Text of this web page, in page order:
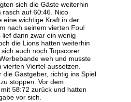
sich die Gäste weiterhin
rasch auf 60:46. Nico
eine wichtige Kraft in der
nach seinem vierten Foul
dann zwar ein wenig
die Lions hatten weiterhin
auch noch Topscorer
weh und musste
Viertel aussetzen.
die Gastgeber, richtig ins Spiel
stoppen. Vor dem
58:72 zurück und hatten
vor sich.